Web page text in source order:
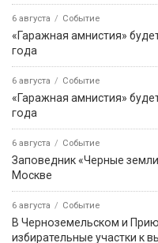
6 августа Событие
«Гаражная амнистия»
года
6 августа Событие
«Гаражная амнистия»
года
6 августа Событие
Заповедник «Черные
Москве
6 августа Событие
В Черноземельском и
избирательные участки к